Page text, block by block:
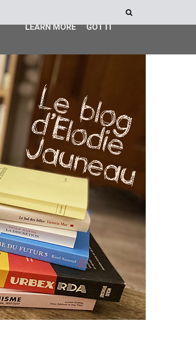
LEARN MORE GOT IT